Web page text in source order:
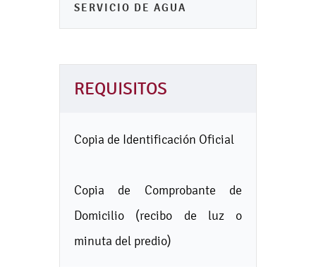
SERVICIO DE AGUA
REQUISITOS
Copia de Identificación Oficial
Copia de Comprobante de
Domicilio (recibo de luz o
minuta del predio)